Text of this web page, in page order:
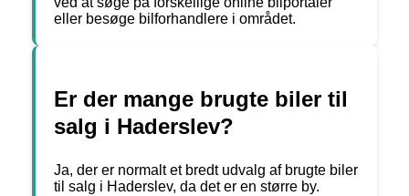
eller besøge bilforhandlere i området.
Er der mange brugte biler til
salg i Haderslev?
Ja, der er normalt et bredt udvalg af brugte biler
til salg i Haderslev, da det er en større by.